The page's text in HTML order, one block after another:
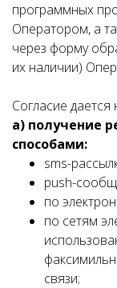
программных
Оператором, а
через форму
их наличии)
Согласие дается
а) получение
способами:
sms-
push-
по
по сетям
связи;